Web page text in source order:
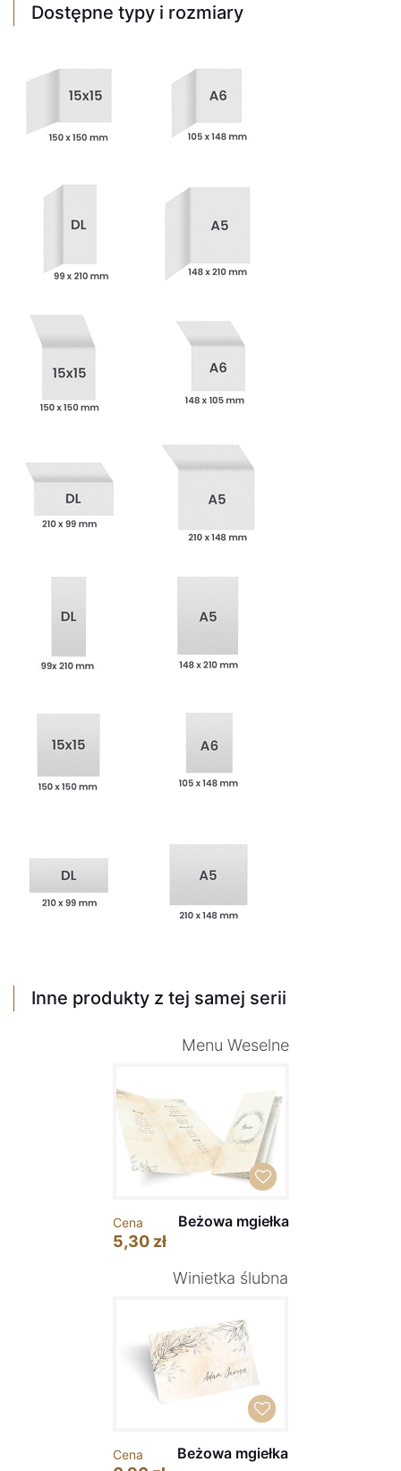
Dostępne typy i rozmiary
Inne produkty z tej samej serii
Menu Weselne
Cena
5,30 zł
Beżowa mgiełka
Winietka ślubna
Cena Beżowa mgiełka